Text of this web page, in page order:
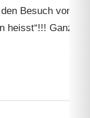
Besuch von
heisst“!!! Ganz